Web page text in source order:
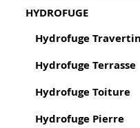
HYDROFUGE
Hydrofuge Travertin
Hydrofuge Terrasse
Hydrofuge Toiture
Hydrofuge Pierre